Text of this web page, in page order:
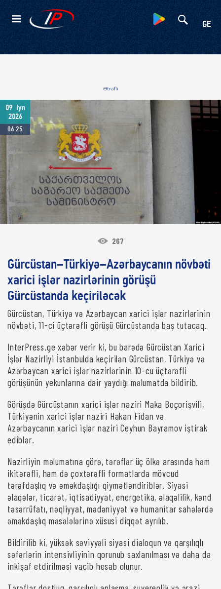
GE
Kateqoriyalar
Ətraflı
09
Iyn
2026
06:25
267
Gürcüstan–Türkiyə–Azərbaycanın növbəti
xarici işlər nazirlərinin görüşü
Gürcüstanda keçiriləcək
Gürcüstan, Türkiyə və Azərbaycan xarici işlər nazirlərinin
növbəti, 11-ci üçtərəfli görüşü Gürcüstanda baş tutacaq.
InterPress.ge xəbər verir ki, bu barədə Gürcüstan Xarici
İşlər Nazirliyi İstanbulda keçirilən Gürcüstan, Türkiyə və
Azərbaycan xarici işlər nazirlərinin 10-cu üçtərəfli
görüşünün yekunlarına dair yaydığı məlumatda bildirib.
Görüşdə Gürcüstanın xarici işlər naziri Maka Boçorişvili,
Türkiyənin xarici işlər naziri Hakan Fidan və
Azərbaycanın xarici işlər naziri Ceyhun Bayramov iştirak
ediblər.
Nazirliyin məlumatına görə, tərəflər üç ölkə arasında həm
ikitərəfli, həm də çoxtərəfli formatlarda mövcud
tərəfdaşlıq və əməkdaşlığı qiymətləndiriblər. Siyasi
əlaqələr, ticarət, iqtisadiyyat, energetika, əlaqəlilik, kənd
təsərrüfatı, nəqliyyat, mədəniyyət və humanitar sahələrdə
əməkdaşlıq məsələlərinə xüsusi diqqət ayrılıb.
Bildirilib ki, yüksək səviyyəli siyasi dialoqun və qarşılıqlı
səfərlərin intensivliyinin qorunub saxlanılması və daha da
inkişaf etdirilməsi vacib hesab olunur.